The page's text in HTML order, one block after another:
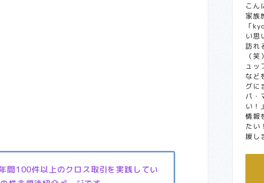
間100件以上のクロス取引を実践してい
こん
家族
「
い思
訪れ
（
ュッ
など
グに
パ・
い！
情報
たい
援し